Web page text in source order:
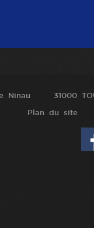
Ninau 31000
Plan du site